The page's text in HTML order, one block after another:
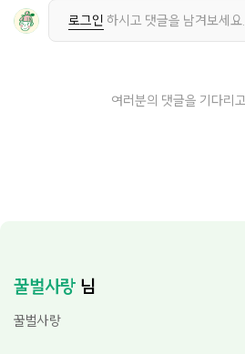
로그인 하시고 댓글을 남겨보세요.
여러분의 댓글을 기다리
꿀벌사랑 님
꿀벌사랑